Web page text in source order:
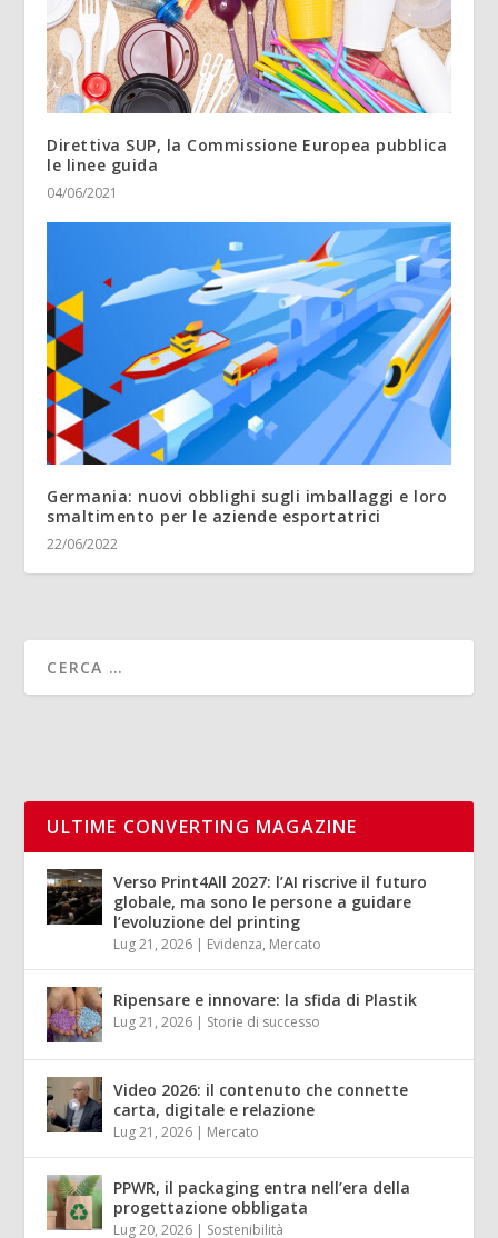
Direttiva SUP, la Commissione Europea pubblica
le linee guida
04/06/2021
Germania: nuovi obblighi sugli imballaggi e loro
smaltimento per le aziende esportatrici
22/06/2022
ULTIME CONVERTING MAGAZINE
Verso Print4All 2027: l’AI riscrive il futuro
globale, ma sono le persone a guidare
l’evoluzione del printing
Lug 21, 2026 | Evidenza, Mercato
Ripensare e innovare: la sfida di Plastik
Lug 21, 2026 | Storie di successo
Video 2026: il contenuto che connette
carta, digitale e relazione
Lug 21, 2026 | Mercato
PPWR, il packaging entra nell’era della
progettazione obbligata
Lug 20, 2026 | Sostenibilità